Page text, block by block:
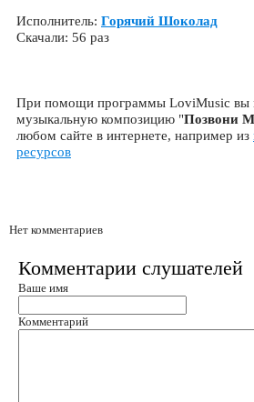
Исполнитель: Горячий Шоколад
Скачали: 56 раз
При помощи программы LoviMusic вы
музыкальную композицию "Позвони
любом сайте в интернете, например из
ресурсов
Нет комментариев
Комментарии слушателей
Ваше имя
Комментарий